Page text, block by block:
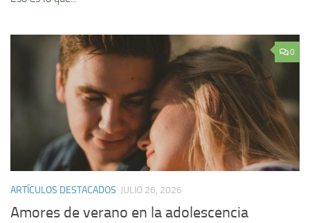
0
ARTÍCULOS DESTACADOS JULIO 26, 2026
Amores de verano en la adolescencia